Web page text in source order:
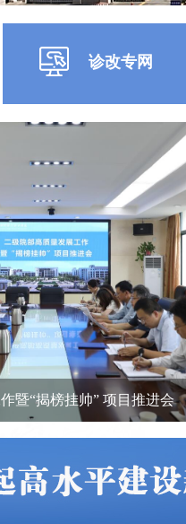
诊改专网
暨“揭榜挂帅” 项目推进会